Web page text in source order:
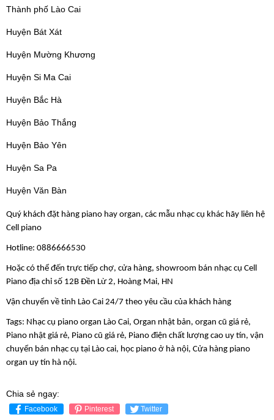
Thành phố Lào Cai
Huyện Bát Xát
Huyện Mường Khương
Huyện Si Ma Cai
Huyện Bắc Hà
Huyện Bảo Thắng
Huyện Bảo Yên
Huyện Sa Pa
Huyện Văn Bàn
Quý khách đặt hàng piano hay organ, các mẫu nhạc cụ khác hãy liên hệ
Cell piano
Hotline: 0886666530
Hoặc có thể đến trực tiếp chợ, cửa hàng, showroom bán nhạc cụ Cell
Piano địa chỉ số 12B Đền Lừ 2, Hoàng Mai, HN
Vận chuyển về tỉnh Lào Cai 24/7 theo yêu cầu của khách hàng
Tags: Nhạc cụ piano organ Lào Cai, Organ nhật bản, organ cũ giá rẻ,
Piano nhật giá rẻ, Piano cũ giá rẻ, Piano điện chất lượng cao uy tín, vận
chuyển bán nhạc cụ tại Lào cai, học piano ở hà nội, Cửa hàng piano
organ uy tín hà nội.
Chia sẻ ngay:
Facebook Pinterest Twitter